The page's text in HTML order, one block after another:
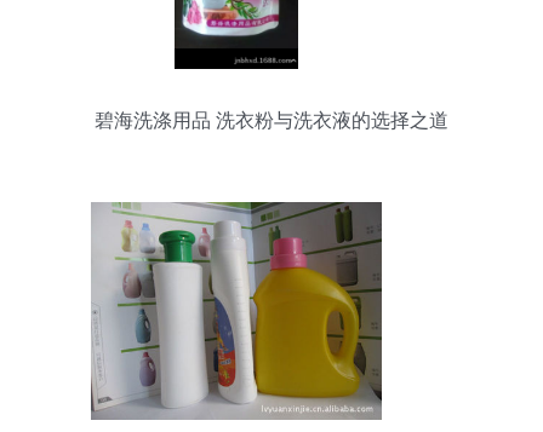
碧海洗涤用品 洗衣粉与洗衣液的选择之道